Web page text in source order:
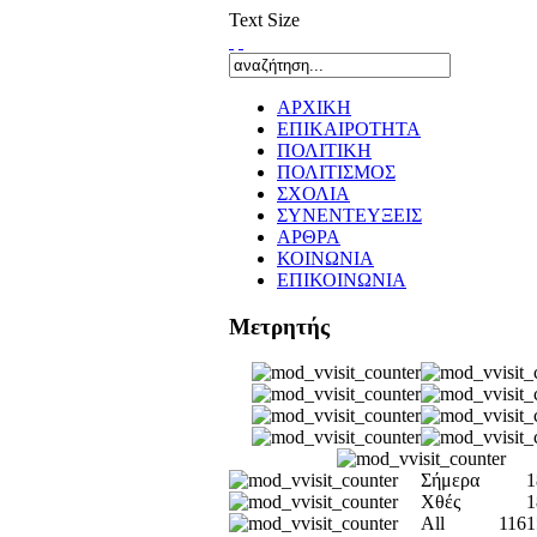
Text Size
ΑΡΧΙΚΗ
ΕΠΙΚΑΙΡΟΤΗΤΑ
ΠΟΛΙΤΙΚΗ
ΠΟΛΙΤΙΣΜΟΣ
ΣΧΟΛΙΑ
ΣΥΝΕΝΤΕΥΞΕΙΣ
ΑΡΘΡΑ
ΚΟΙΝΩΝΙΑ
ΕΠΙΚΟΙΝΩΝΙΑ
Μετρητής
Σήμερα
Χθές
All